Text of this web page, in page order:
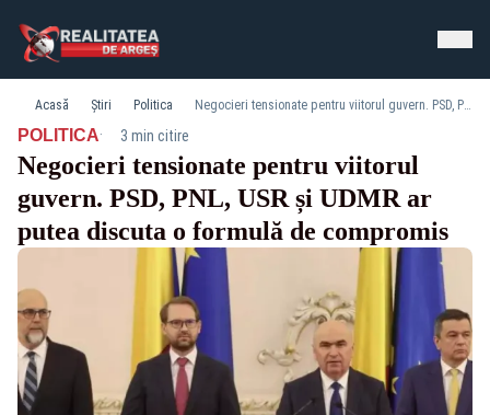
Acasă Știri Politica Negocieri tensionate pentru viitorul guvern. PSD, PNL, USR și UDMR ar putea discuta o formulă de compromis
POLITICA· 3 min citire
Negocieri tensionate pentru viitorul
guvern. PSD, PNL, USR și UDMR ar
putea discuta o formulă de compromis